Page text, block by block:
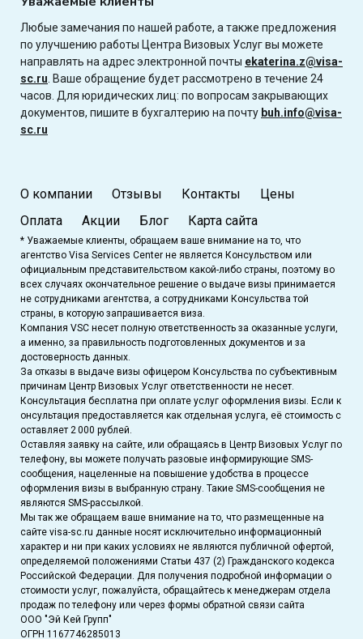
Любые замечания по нашей работе, а также предложения
по улучшению работы Центра Визовых Услуг вы можете
направлять на адрес электронной почты ekaterina.z@visa-
sc.ru. Ваше обращение будет рассмотрено в течение 24
часов. Для юридических лиц: по вопросам закрывающих
документов, пишите в бухгалтерию на почту buh.info@visa-
sc.ru
О компании Отзывы Контакты
Цены
Оплата
Акции Блог Карта сайта
* Уважаемые клиенты, обращаем ваше внимание на то, что
агентство Visa Services Center не является Консульством или
официальным представительством какой-либо страны, поэтому во
всех случаях окончательное решение о выдаче визы принимается
не сотрудниками агентства, а сотрудниками Консульства той
страны, в которую запрашивается виза.
Компания VSC несет полную ответственность за оказанные услуги,
а именно, за правильность подготовленных документов и за
достоверность данных.
За отказы в выдаче визы офицером Консульства по субъективным
причинам Центр Визовых Услуг ответственности не несет.
Консультация бесплатна при оплате услуг оформления визы. Если к
онсультация предоставляется как отдельная услуга, её стоимость с
оставляет 2 000 рублей.
Оставляя заявку на сайте, или обращаясь в Центр Визовых Услуг по
телефону, вы можете получать разовые информирующие SMS-
сообщения, нацеленные на повышение удобства в процессе
оформления визы в выбранную страну. Такие SMS-сообщения не
являются SMS-рассылкой.
Мы так же обращаем ваше внимание на то, что размещенные на
сайте visa-sc.ru данные носят исключительно информационный
характер и ни при каких условиях не являются публичной офертой,
определяемой положениями Статьи 437 (2) Гражданского кодекса
Российской Федерации. Для получения подробной информации о
стоимости услуг, пожалуйста, обращайтесь к менеджерам отдела
продаж по телефону или через формы обратной связи сайта
ООО "Эй Кей Групп"
ОГРН 1167746285013